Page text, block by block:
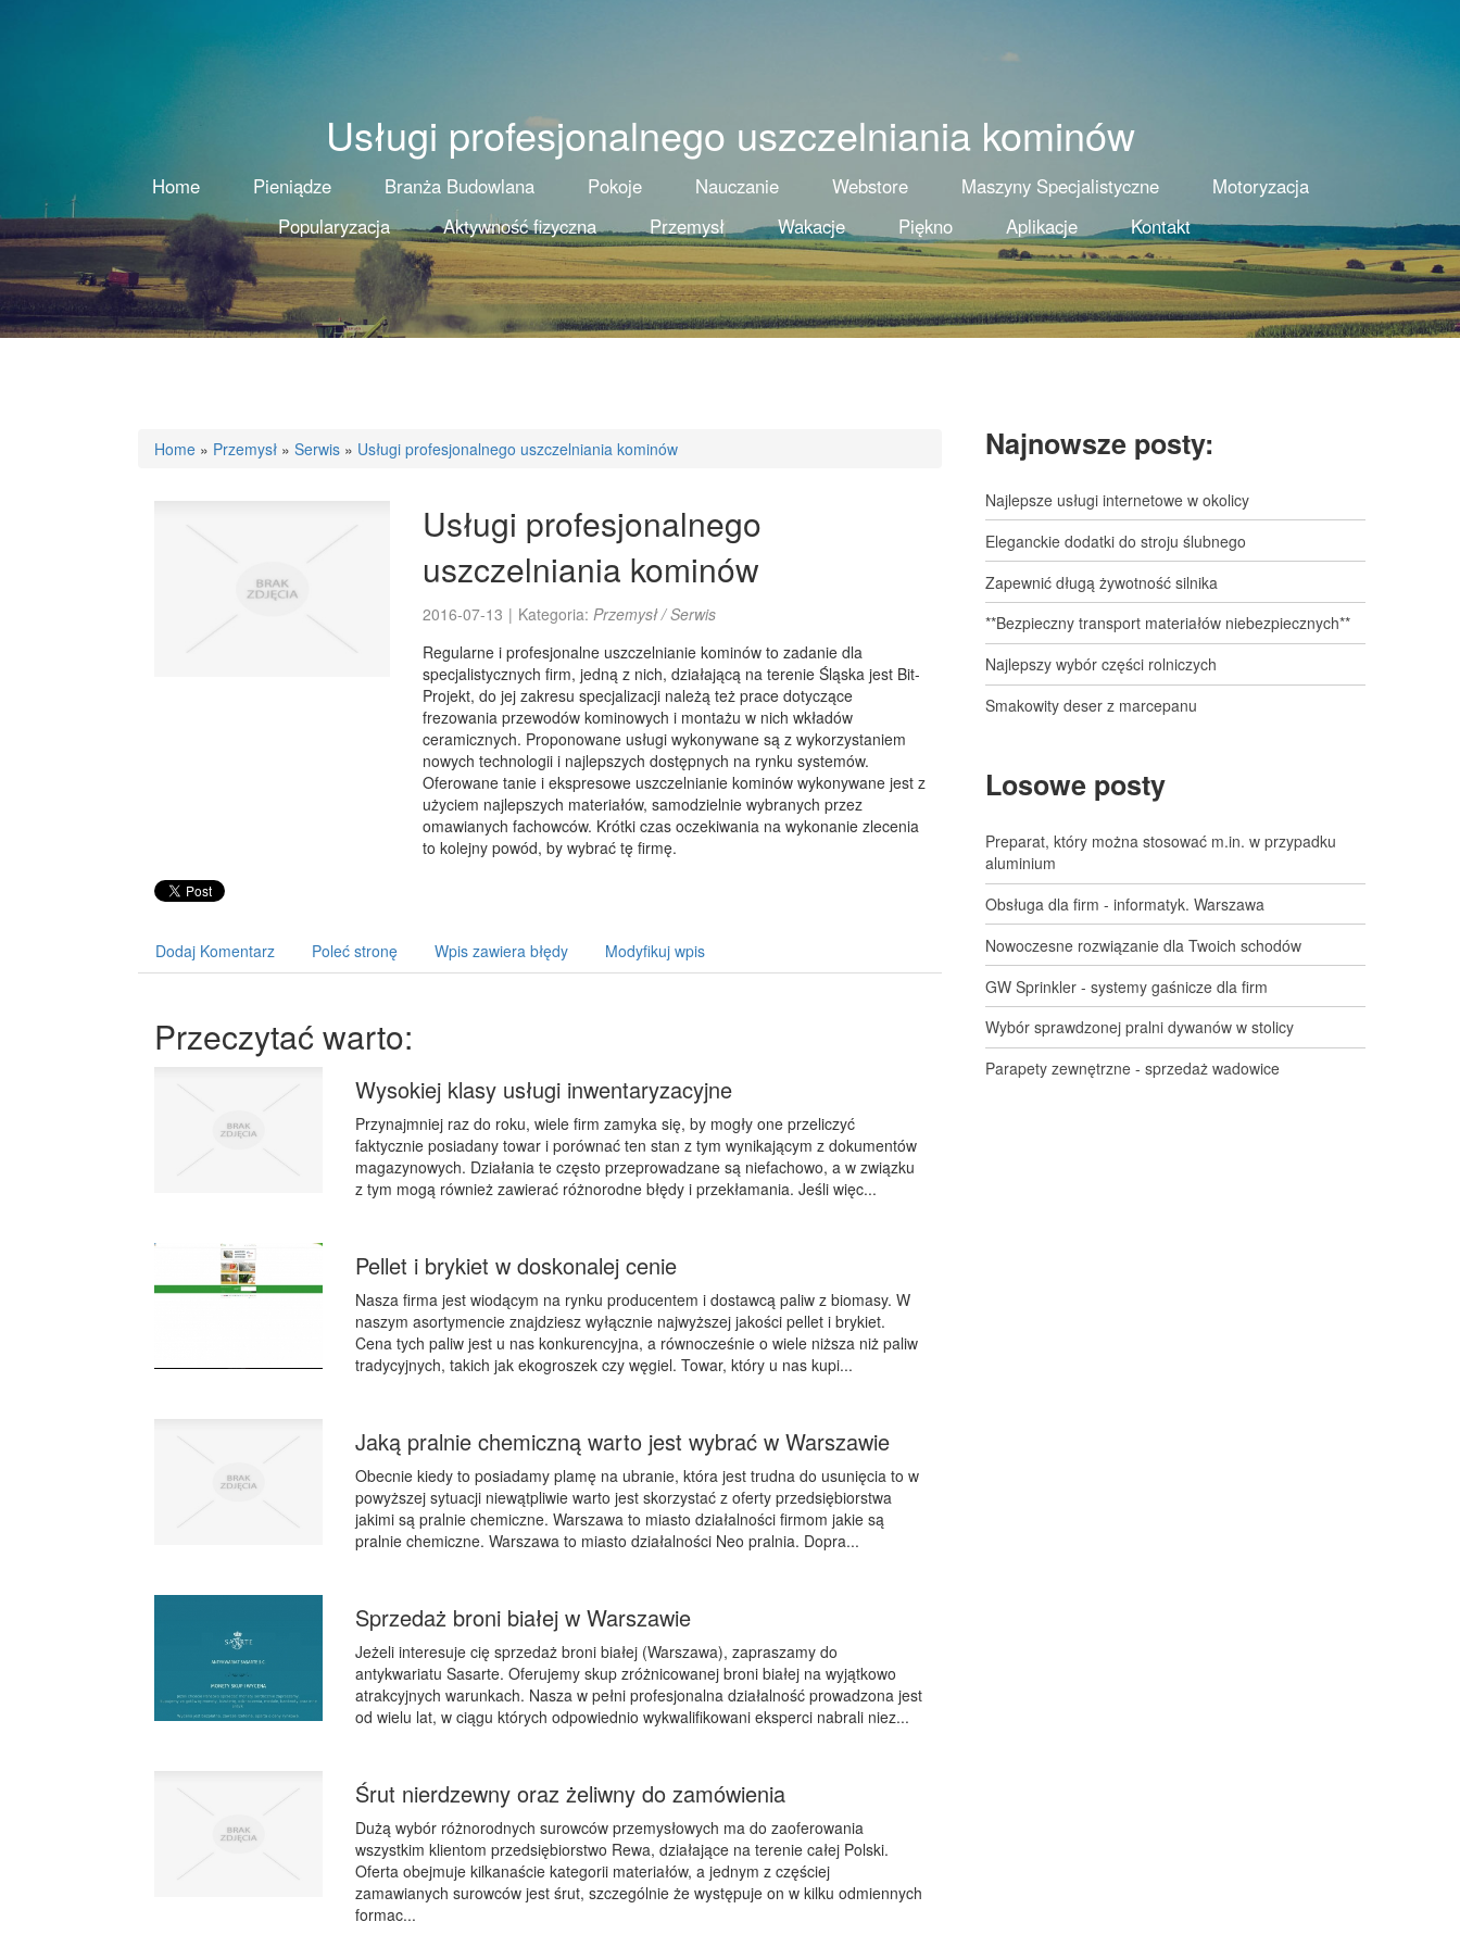
Usługi profesjonalnego uszczelniania kominów
Home Pieniądze Branża Budowlana Pokoje Nauczanie Webstore Maszyny Specjalistyczne
Motoryzacja
Popularyzacja
Aktywność fizyczna Przemysł Wakacje Piękno Aplikacje Kontakt
Home » Przemysł » Serwis » Usługi profesjonalnego uszczelniania kominów
Usługi profesjonalnego
uszczelniania kominów
2016-07-13 | Kategoria: Przemysł / Serwis
Regularne i profesjonalne uszczelnianie kominów to zadanie dla
specjalistycznych firm, jedną z nich, działającą na terenie Śląska jest Bit-
Projekt, do jej zakresu specjalizacji należą też prace dotyczące
frezowania przewodów kominowych i montażu w nich wkładów
ceramicznych. Proponowane usługi wykonywane są z wykorzystaniem
nowych technologii i najlepszych dostępnych na rynku systemów.
Oferowane tanie i ekspresowe uszczelnianie kominów wykonywane jest z
użyciem najlepszych materiałów, samodzielnie wybranych przez
omawianych fachowców. Krótki czas oczekiwania na wykonanie zlecenia
to kolejny powód, by wybrać tę firmę.
Dodaj Komentarz Poleć stronę Wpis zawiera błędy Modyfikuj wpis
Przeczytać warto:
Wysokiej klasy usługi inwentaryzacyjne
Przynajmniej raz do roku, wiele firm zamyka się, by mogły one przeliczyć
faktycznie posiadany towar i porównać ten stan z tym wynikającym z dokumentów
magazynowych. Działania te często przeprowadzane są niefachowo, a w związku
z tym mogą również zawierać różnorodne błędy i przekłamania. Jeśli więc...
Pellet i brykiet w doskonalej cenie
Nasza firma jest wiodącym na rynku producentem i dostawcą paliw z biomasy. W
naszym asortymencie znajdziesz wyłącznie najwyższej jakości pellet i brykiet.
Cena tych paliw jest u nas konkurencyjna, a równocześnie o wiele niższa niż paliw
tradycyjnych, takich jak ekogroszek czy węgiel. Towar, który u nas kupi...
Jaką pralnie chemiczną warto jest wybrać w Warszawie
Obecnie kiedy to posiadamy plamę na ubranie, która jest trudna do usunięcia to w
powyższej sytuacji niewątpliwie warto jest skorzystać z oferty przedsiębiorstwa
jakimi są pralnie chemiczne. Warszawa to miasto działalności firmom jakie są
pralnie chemiczne. Warszawa to miasto działalności Neo pralnia. Dopra...
Sprzedaż broni białej w Warszawie
Jeżeli interesuje cię sprzedaż broni białej (Warszawa), zapraszamy do
antykwariatu Sasarte. Oferujemy skup zróżnicowanej broni białej na wyjątkowo
atrakcyjnych warunkach. Nasza w pełni profesjonalna działalność prowadzona jest
od wielu lat, w ciągu których odpowiednio wykwalifikowani eksperci nabrali niez...
Śrut nierdzewny oraz żeliwny do zamówienia
Dużą wybór różnorodnych surowców przemysłowych ma do zaoferowania
wszystkim klientom przedsiębiorstwo Rewa, działające na terenie całej Polski.
Oferta obejmuje kilkanaście kategorii materiałów, a jednym z częściej
zamawianych surowców jest śrut, szczególnie że występuje on w kilku odmiennych
formac...
Najnowsze posty:
Najlepsze usługi internetowe w okolicy
Eleganckie dodatki do stroju ślubnego
Zapewnić długą żywotność silnika
**Bezpieczny transport materiałów niebezpiecznych**
Najlepszy wybór części rolniczych
Smakowity deser z marcepanu
Losowe posty
Preparat, który można stosować m.in. w przypadku
aluminium
Obsługa dla firm - informatyk. Warszawa
Nowoczesne rozwiązanie dla Twoich schodów
GW Sprinkler - systemy gaśnicze dla firm
Wybór sprawdzonej pralni dywanów w stolicy
Parapety zewnętrzne - sprzedaż wadowice